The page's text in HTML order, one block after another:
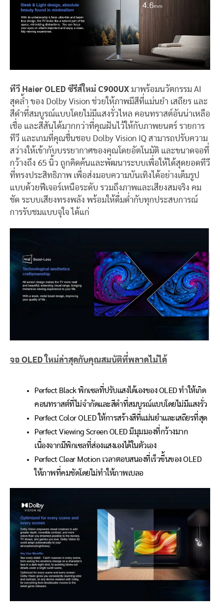
ทีวี Haier OLED ซีรีส์ใหม่ C900UX มาพร้อมนวัตกรรม AI
สุดล้ำ ของ Dolby Vision ช่วยให้ภาพมีสีที่แม่นยำ เสถียร และ
สีดำที่สมบูรณ์แบบโดยไม่มีแสงรั่วไหล คอนทราสต์อันน่าเหลือ
เชื่อ และสีสันได้มากกว่าที่คุณฝันไว้ให้กับภาพยนตร์ รายการ
ทีวี และเกมที่คุณชื่นชอบ Dolby Vision IQ สามารถปรับความ
สว่างให้เข้ากับบรรยากาศของคุณโดยอัตโนมัติ และขนาดจอที่
กว้างถึง 65 นิ้ว ถูกคิดค้นและพัฒนาระบบเพื่อให้ได้สุดยอดทีวี
ที่ทรงประสิทธิภาพ เพื่อส่งมอบความบันเทิงได้อย่างเต็มรูป
แบบด้วยฟีเจอร์เหนือระดับ รวมถึงภาพและเสียงสมจริง คม
ชัด ระบบเสียงทรงพลัง พร้อมให้ดื่มด่ำกับทุกประสบการณ์
การรับชมแบบจุใจ ได้แก่
จอ OLED ใหม่ล่าสุดกับคุณสมบัติที่พลาดไม่ได้
Perfect Black พิกเซลที่ปรับแสงได้เองของ OLED ทำให้เกิด
คอนทราสต์ที่ไม่จำกัดและสีดำที่สมบูรณ์แบบโดยไม่มีแสงรั่ว
Perfect Color OLED ให้การสร้างสีที่แม่นยำและเสถียรที่สุด
Perfect Viewing Screen OLED มีมุมมองที่กว้างมาก
เนื่องจากมีพิกเซลที่ส่องแสงเองได้ในตัวเอง
Perfect Clear Motion เวลาตอบสนองที่เร็วขึ้นของ OLED
ให้ภาพที่คมชัดโดยไม่ทำให้ภาพเบลอ